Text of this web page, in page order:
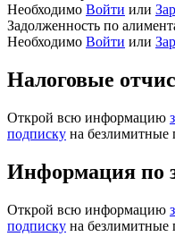
Необходимо Войти или
Задолженность по
Необходимо Войти или
Налоговые
Открой всю информацию
подписку на безлимитные
Информация по
Открой всю информацию
подписку на безлимитные